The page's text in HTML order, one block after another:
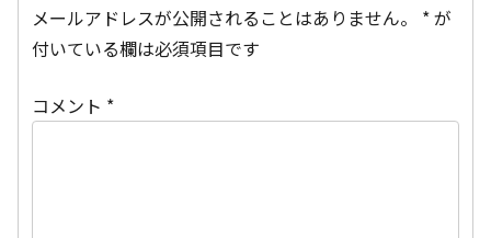
メールアドレスが公開されることはありません。
*が
付いている欄は必須項目です
コメント *